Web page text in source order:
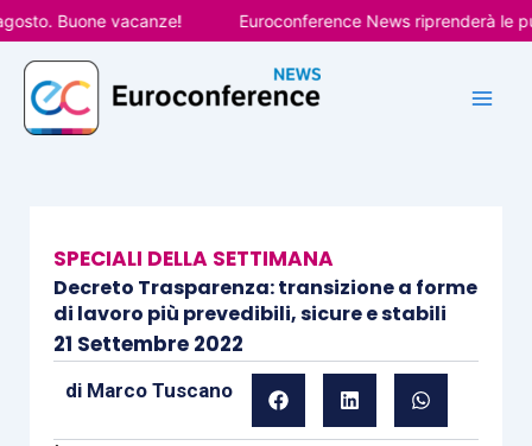
Vai
al
contenuto
Buone vacanze! Euroconference News riprenderà le
SPECIALI DELLA SETTIMANA
Decreto Trasparenza: transizione a forme
di lavoro più prevedibili, sicure e stabili
21 Settembre 2022
di Marco Tuscano